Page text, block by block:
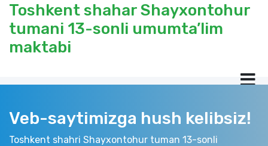
Toshkent shahar Shayxontohur
tumani 13-sonli umumta’lim
maktabi
Veb-saytimizga hush kelibsiz!
Toshkent shahri Shayxontohur tuman 13-sonli